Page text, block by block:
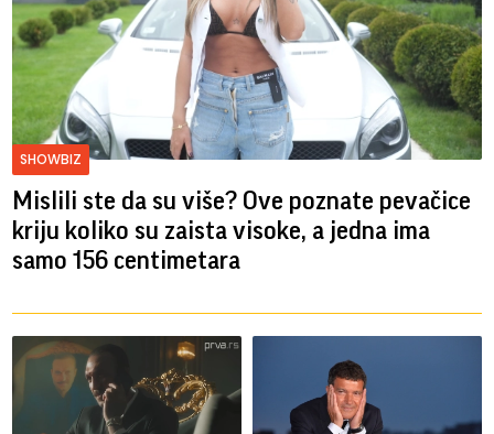
SHOWBIZ
Mislili ste da su više? Ove poznate pevačice
kriju koliko su zaista visoke, a jedna ima
samo 156 centimetara